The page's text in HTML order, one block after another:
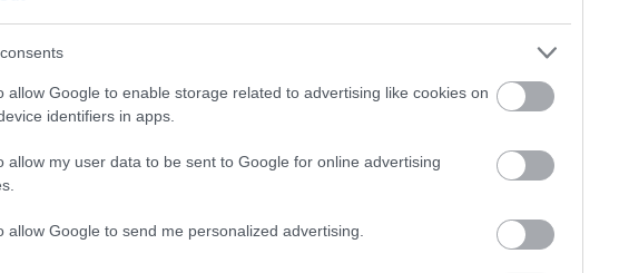
allow Google to enable storage related to advertising like cookies on
identifiers in apps.
allow my user data to be sent to Google for online advertising
allow Google to send me personalized advertising.
klasická izolácia
v mrazoch zlyháva
to vyriešiť raz a navždy
ho na marhuliach v júni a